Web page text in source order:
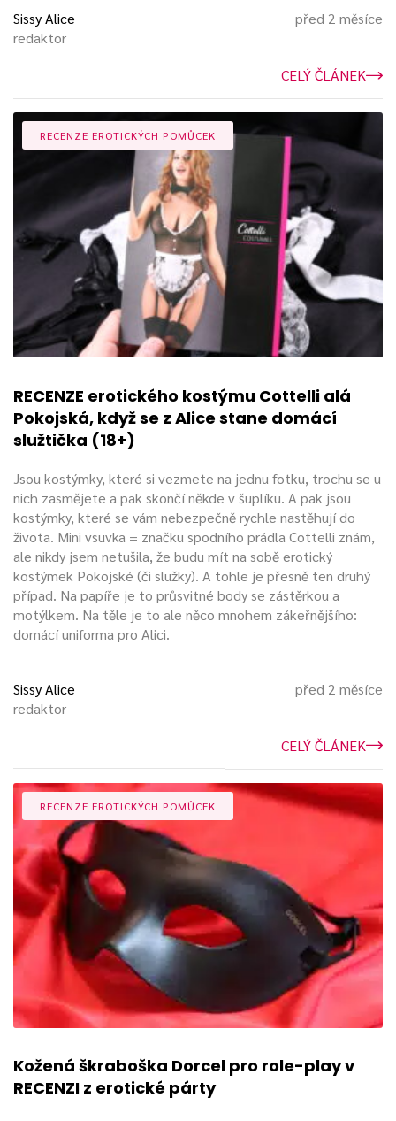
Sissy Alice
redaktor
před 2 měsíce
CELÝ ČLÁNEK
RECENZE EROTICKÝCH POMŮCEK
RECENZE erotického kostýmu Cottelli alá
Pokojská, když se z Alice stane domácí
služtička (18+)
Jsou kostýmky, které si vezmete na jednu fotku, trochu se u
nich zasmějete a pak skončí někde v šuplíku. A pak jsou
kostýmky, které se vám nebezpečně rychle nastěhují do
života. Mini vsuvka = značku spodního prádla Cottelli znám,
ale nikdy jsem netušila, že budu mít na sobě erotický
kostýmek Pokojské (či služky). A tohle je přesně ten druhý
případ. Na papíře je to průsvitné body se zástěrkou a
motýlkem. Na těle je to ale něco mnohem zákeřnějšího:
domácí uniforma pro Alici.
Sissy Alice
redaktor
před 2 měsíce
CELÝ ČLÁNEK
RECENZE EROTICKÝCH POMŮCEK
Kožená škraboška Dorcel pro role-play v
RECENZI z erotické párty